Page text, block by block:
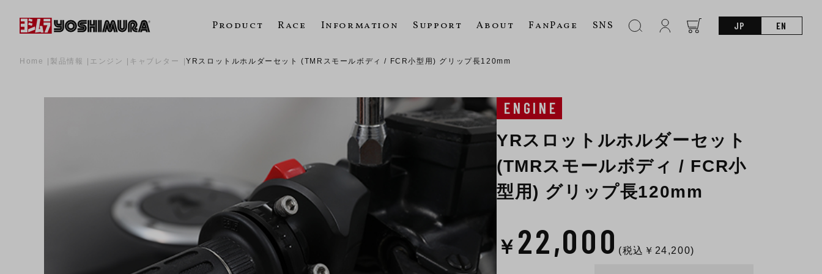
Product Race Information Support About FanPage SNS JP EN
Home 製品情報 エンジン キャブレター YRスロットルホルダーセット (TMRスモールボディ / FCR小型用) グリップ長120mm
ENGINE
YRスロットルホルダーセット
(TMRスモールボディ / FCR小
型用) グリップ長120mm
￥ 22,000 (税込￥ 24,200)